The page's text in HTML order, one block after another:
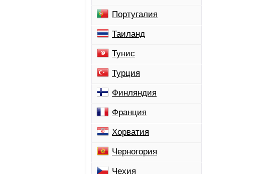
Португалия
Таиланд
Тунис
Турция
Финляндия
Франция
Хорватия
Черногория
Чехия